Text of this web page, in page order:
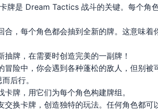
牌是 Dream Tactics 战斗的关键。每个角
合，每个角色都会抽到全新的牌。这意味
牌，在需要时创造完美的一副牌！
险中，你会遇到各种蓬松的敌人，但别被
后行。
牌，用它们为每个角色构建牌组。
换卡牌，创造独特的玩法。任何角色都可